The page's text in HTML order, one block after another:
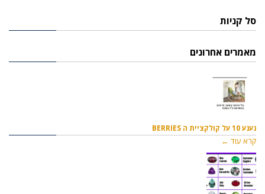
סל קניות
מאמרים אחרונים
נענע 10 על קולקציית ה BERRIES
קרא עוד ←